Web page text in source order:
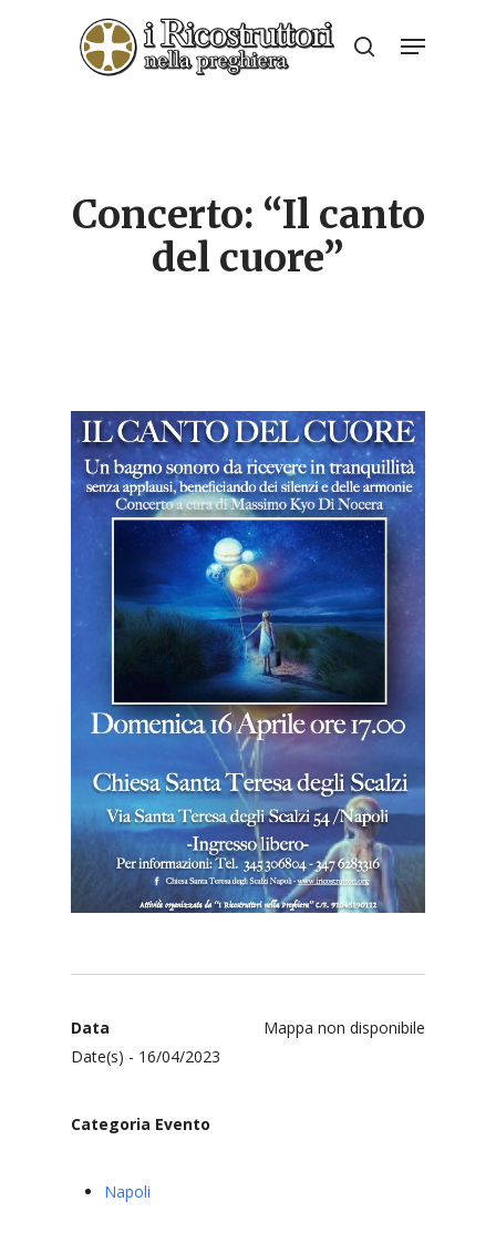
search
Menu
Concerto: “Il canto
del cuore”
Mappa non disponibile
Data
Date(s) - 16/04/2023
Categoria Evento
Napoli